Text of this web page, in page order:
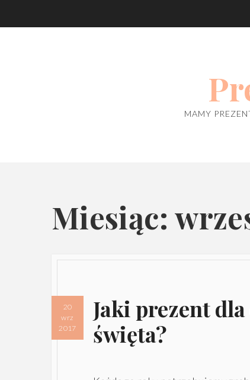
MAMY
Miesiąc:
Jaki prezent
święta?
20
wrz
2017